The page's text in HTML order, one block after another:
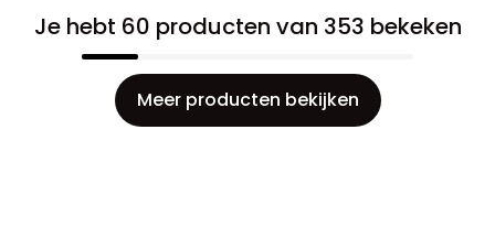
Je hebt 60 producten van 353 bekeken
Meer producten bekijken